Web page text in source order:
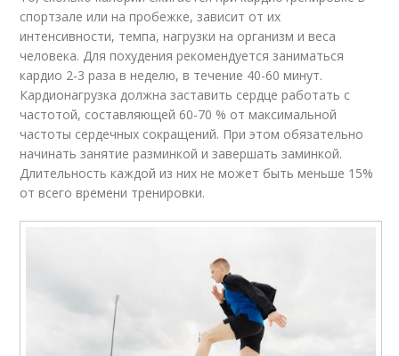
спортзале или на пробежке, зависит от их
интенсивности, темпа, нагрузки на организм и веса
человека. Для похудения рекомендуется заниматься
кардио 2-3 раза в неделю, в течение 40-60 минут.
Кардионагрузка должна заставить сердце работать с
частотой, составляющей 60-70 % от максимальной
частоты сердечных сокращений. При этом обязательно
начинать занятие разминкой и завершать заминкой.
Длительность каждой из них не может быть меньше 15%
от всего времени тренировки.